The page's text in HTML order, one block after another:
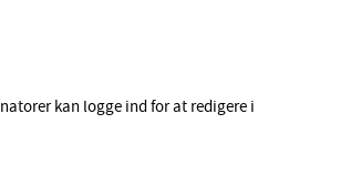
kan logge ind for at redigere i